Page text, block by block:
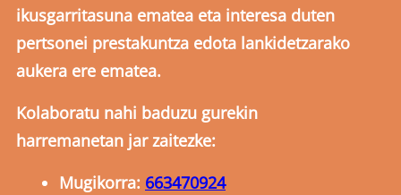
ikusgarritasuna ematea eta interesa duten
pertsonei prestakuntza edota lankidetzarako
aukera ere ematea.
Kolaboratu nahi baduzu gurekin
harremanetan jar zaitezke:
Mugikorra: 663470924